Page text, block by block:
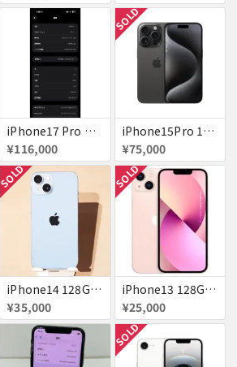
iPhone17 Pro Max 256GB 画面割れ
¥116,000
SOLD
iPhone15Pro 128GB ブラックチタニウム au
¥75,000
SOLD
iPhone14 128GB Blue au 送料無料
¥35,000
SOLD
iPhone13 128GB ピンク docomo 送料無料
¥25,000
SOLD